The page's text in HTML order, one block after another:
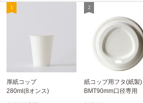
厚紙コップ
280ml(8オンス)
紙コップ用フタ(紙製)
BMT90mm口径専用